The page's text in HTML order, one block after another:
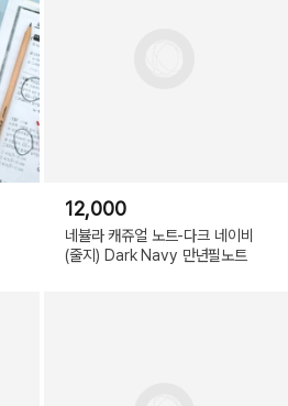
12,000
네뷸라 캐쥬얼 노트-다크 네이비
(줄지) Dark Navy 만년필노트